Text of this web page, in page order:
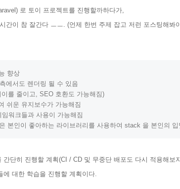
로 토이 프로젝트를 진행할까하다가,
간이 참 잘간다 ㅡㅡ. (언제 한번 주제 잡고 저런 포스팅해봐
에서도 렌더링 될 수 있음
를 줄이고,
SEO
워크들과 사용이 가능해짐
본인이 좋아하는 라이브러리를 사용하여 stack 을 본인의
간단히 진행할 계획(CI / CD 및 무중단 배포도 다시 적용해보
에 대한 학습을 진행할 계획이다.